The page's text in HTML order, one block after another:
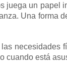
juega un papel
Una forma
necesidades
cuando está